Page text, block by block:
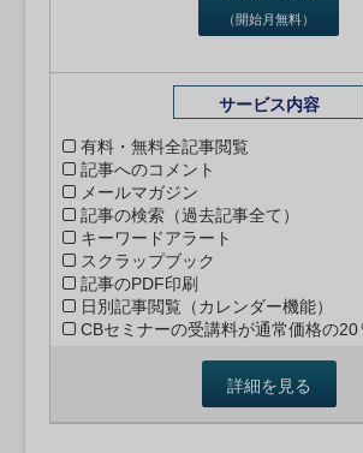
（開始月無料）
サービス内容
有料・無料全記事閲覧
記事へのコメント
メールマガジン
記事の検索（過去記事全て）
キーワードアラート
スクラップブック
記事のPDF印刷
日別記事閲覧（カレンダー機能）
CBセミナーの受講料が通常価格の20
詳細を見る